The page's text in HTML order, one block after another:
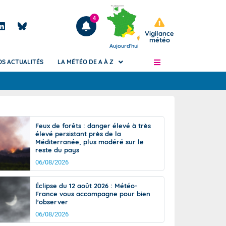
Articles
4
Aujourd'hui
Vigilance
météo
de
Phénomènes dangereux de J+2 à J+7
Avertissement pluies intenses à l'échelle
des communes (Apic)
Bulletins Marine
d'avalanche
Météo des forêts
Vigicrues
ACTUALITÉS LA MÉTÉO DE A À Z
Feux de forêts : danger élevé à très
élevé persistant près de la
Méditerranée, plus modéré sur le
reste du pays
06/08/2026
Éclipse du 12 août 2026 : Météo-
France vous accompagne pour bien
l'observer
06/08/2026